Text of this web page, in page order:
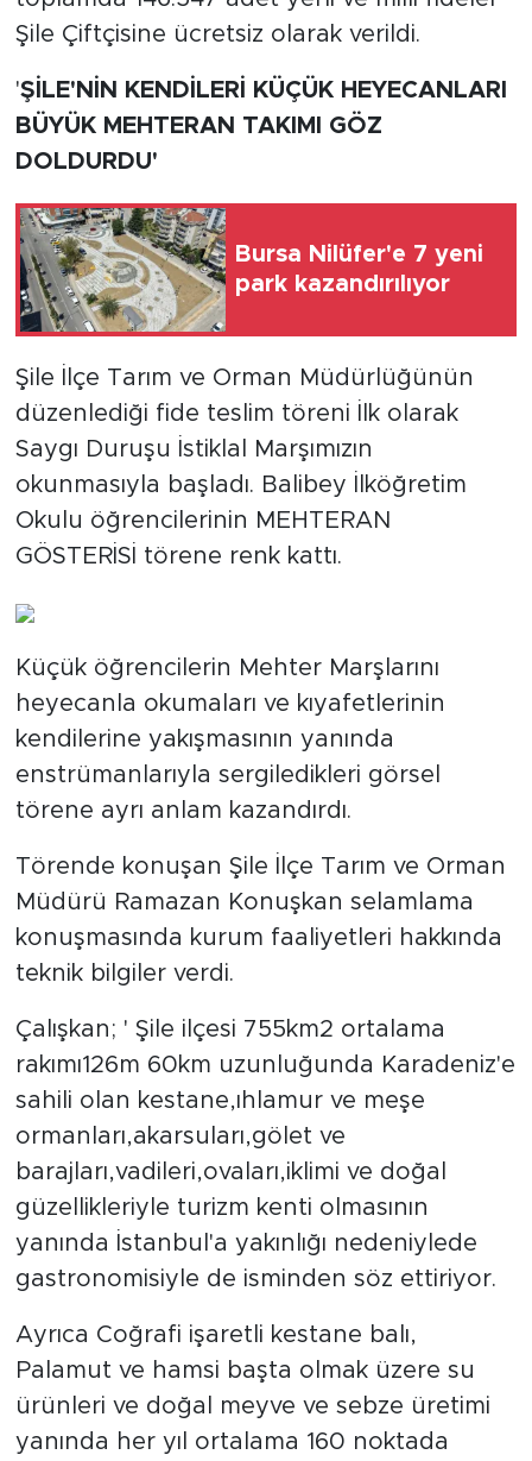
Şile Çiftçisine ücretsiz olarak verildi.
'ŞİLE'NİN KENDİLERİ KÜÇÜK HEYECANLARI
BÜYÜK MEHTERAN TAKIMI GÖZ
DOLDURDU'
Bursa Nilüfer'e 7 yeni
park kazandırılıyor
Şile İlçe Tarım ve Orman Müdürlüğünün
düzenlediği fide teslim töreni İlk olarak
Saygı Duruşu İstiklal Marşımızın
okunmasıyla başladı. Balibey İlköğretim
Okulu öğrencilerinin MEHTERAN
GÖSTERİSİ törene renk kattı.
Küçük öğrencilerin Mehter Marşlarını
heyecanla okumaları ve kıyafetlerinin
kendilerine yakışmasının yanında
enstrümanlarıyla sergiledikleri görsel
törene ayrı anlam kazandırdı.
Törende konuşan Şile İlçe Tarım ve Orman
Müdürü Ramazan Konuşkan selamlama
konuşmasında kurum faaliyetleri hakkında
teknik bilgiler verdi.
Çalışkan; ' Şile ilçesi 755km2 ortalama
rakımı126m 60km uzunluğunda Karadeniz'e
sahili olan kestane,ıhlamur ve meşe
ormanları,akarsuları,gölet ve
barajları,vadileri,ovaları,iklimi ve doğal
güzellikleriyle turizm kenti olmasının
yanında İstanbul'a yakınlığı nedeniylede
gastronomisiyle de isminden söz ettiriyor.
Ayrıca Coğrafi işaretli kestane balı,
Palamut ve hamsi başta olmak üzere su
ürünleri ve doğal meyve ve sebze üretimi
yanında her yıl ortalama 160 noktada